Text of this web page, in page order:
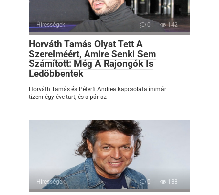
Hírességek 0 142
Horváth Tamás Olyat Tett A
Szerelméért, Amire Senki Sem
Számított: Még A Rajongók Is
Ledöbbentek
Horváth Tamás és Péterfi Andrea kapcsolata immár
tizennégy éve tart, és a pár az
Hírességek 0 138